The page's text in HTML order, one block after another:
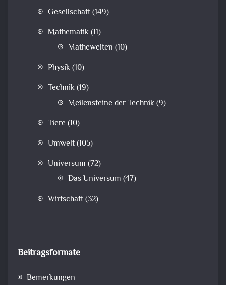
Gesellschaft(149)
Mathematik(11)
Mathewelten (10)
Physik(10)
Technik(19)
Meilensteine der Technik(9)
Tiere (10)
Umwelt(105)
Universum (72)
Das Universum (47)
Wirtschaft(32)
Beitragsformate
Bemerkungen